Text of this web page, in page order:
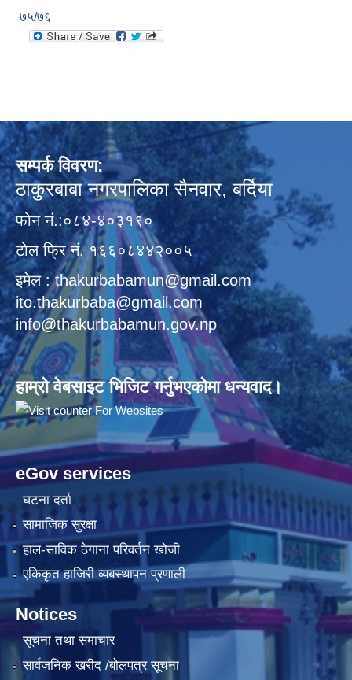
७५/७६
सम्पर्क विवरण:
ठाकुरबाबा नगरपालिका सैनवार, बर्दिया
फोन नं.:०८४-४०३१९०
टोल फ्रि नं. १६६०८४४२००५
इमेल : thakurbabamun@gmail.com
ito.thakurbaba@gmail.com
info@thakurbabamun.gov.np
हाम्रो वेबसाइट भिजिट गर्नुभएकोमा धन्यवाद।
eGov services
घटना दर्ता
सामाजिक सुरक्षा
हाल-साविक ठेगाना परिवर्तन खोजी
एकिकृत हाजिरी व्यबस्थापन प्रणाली
Notices
सूचना तथा समाचार
सार्वजनिक खरीद /बोलपत्र सूचना